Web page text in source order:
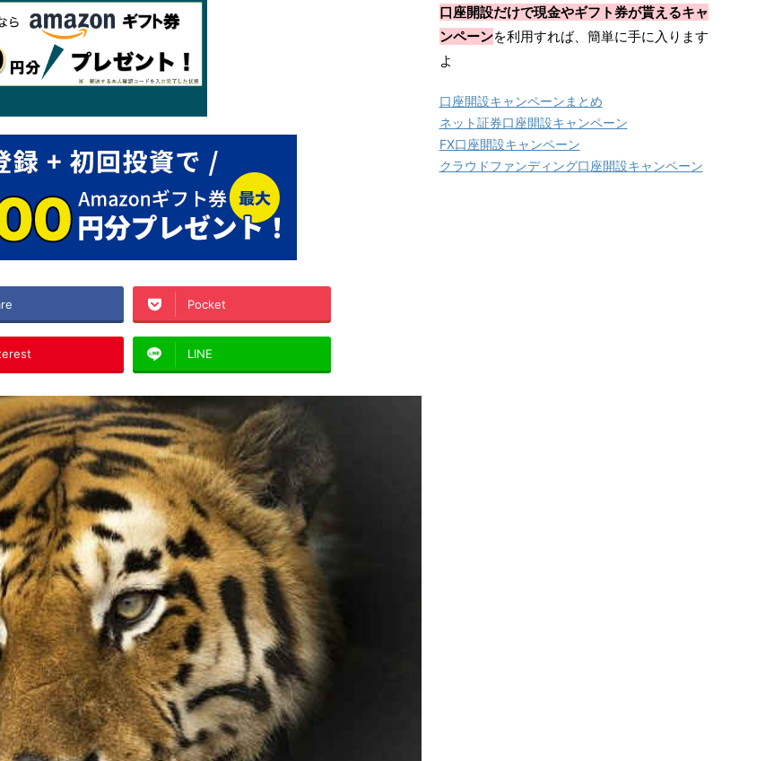
Pocket
LINE
口座開設だけで現金やギフト券が貰えるキャ
ンペーンを利用すれば、簡単に手に入ります
よ
口座開設キャンペーンまとめ
ネット証券口座開設キャンペーン
FX口座開設キャンペーン
クラウドファンディング口座開設キャンペーン